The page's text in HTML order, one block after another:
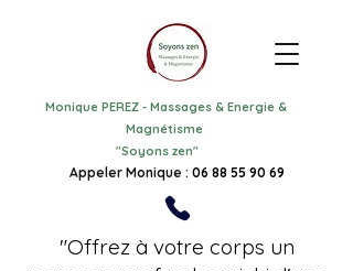
Monique PEREZ- Massages & Energie &
Magnétisme
"Soyons zen"
Appeler Monique : 06 88 55 90 69
"Offrez à votre corps un